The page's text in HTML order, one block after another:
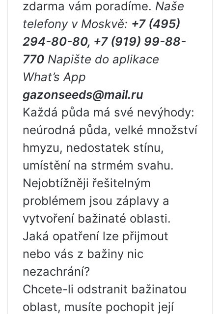
zdarma vám poradíme. Naše
telefony v Moskvě: +7 (495)
294-80-80, +7 (919) 99-88-
770 Napište do aplikace
What’s App
gazonseeds@mail.ru
Každá půda má své nevýhody:
neúrodná půda, velké množství
hmyzu, nedostatek stínu,
umístění na strmém svahu.
Nejobtížněji řešitelným
problémem jsou záplavy a
vytvoření bažinaté oblasti.
Jaká opatření lze přijmout
nebo vás z bažiny nic
nezachrání?
Chcete-li odstranit bažinatou
oblast, musíte pochopit její